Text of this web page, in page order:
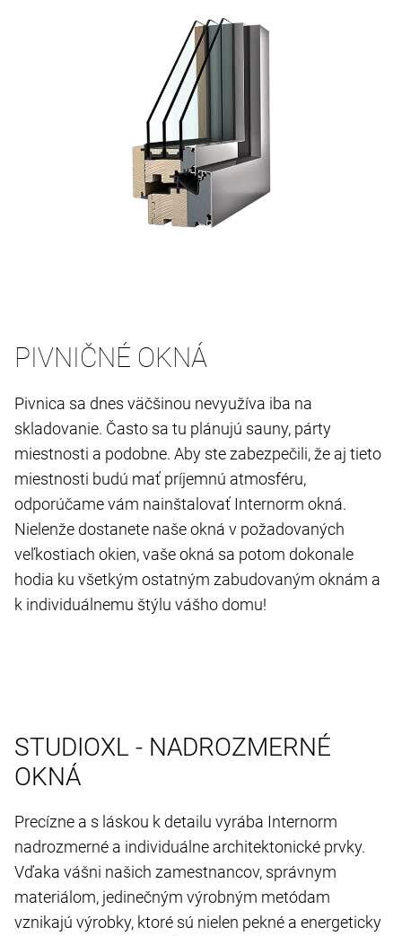
PIVNIČNÉ OKNÁ
Pivnica sa dnes väčšinou nevyužíva iba na
skladovanie. Často sa tu plánujú sauny, párty
miestnosti a podobne. Aby ste zabezpečili, že aj tieto
miestnosti budú mať príjemnú atmosféru,
odporúčame vám nainštalovať Internorm okná.
Nielenže dostanete naše okná v požadovaných
veľkostiach okien, vaše okná sa potom dokonale
hodia ku všetkým ostatným zabudovaným oknám a
k individuálnemu štýlu vášho domu!
STUDIOXL - NADROZMERNÉ
OKNÁ
Precízne a s láskou k detailu vyrába Internorm
nadrozmerné a individuálne architektonické prvky.
Vďaka vášni našich zamestnancov, správnym
materiálom, jedinečným výrobným metódam
vznikajú výrobky, ktoré sú nielen pekné a energeticky